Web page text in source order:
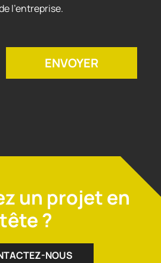
l'entreprise.
ENVOYER
un projet en
tête ?
NOUS